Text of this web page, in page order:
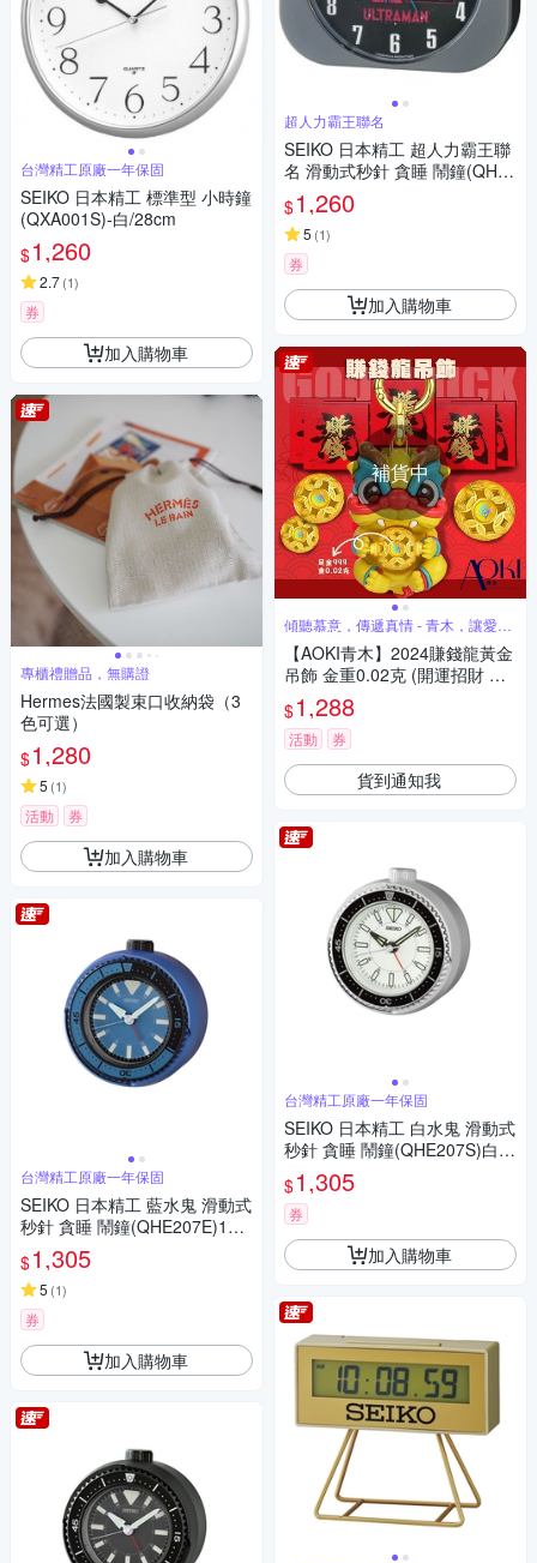
台灣精工原廠一年保固
SEIKO 日本精工 標準型 小時鐘
(QXA001S)-白/28cm
$1,260
2.7(1)
券
加入購物車
專櫃禮贈品，無購證
Hermes法國製束口收納袋（3
色可選）
$1,280
5 (1)
活動 券
加入購物車
台灣精工原廠一年保固
SEIKO 日本精工 藍水鬼 滑動式
秒針 貪睡 鬧鐘(QHE207E)10.4
X9.7cm
$1,305
5 (1)
券
加入購物車
超人力霸王聯名
SEIKO 日本精工 超人力霸王聯
名 滑動式秒針 貪睡 鬧鐘(QHE
913N)黑9.9X11.3cm
$1,260
5 (1)
券
加入購物車
補貨中
傾聽慕意，傳遞真情 - 青木，讓愛更
貼近
【AOKI青木】2024賺錢龍黃金
吊飾 金重0.02克 (開運招財 龍
年送禮)
$1,288
活動 券
貨到通知我
台灣精工原廠一年保固
SEIKO 日本精工 白水鬼 滑動式
秒針 貪睡 鬧鐘(QHE207S)白/1
0.4X9.7cm
$1,305
券
加入購物車